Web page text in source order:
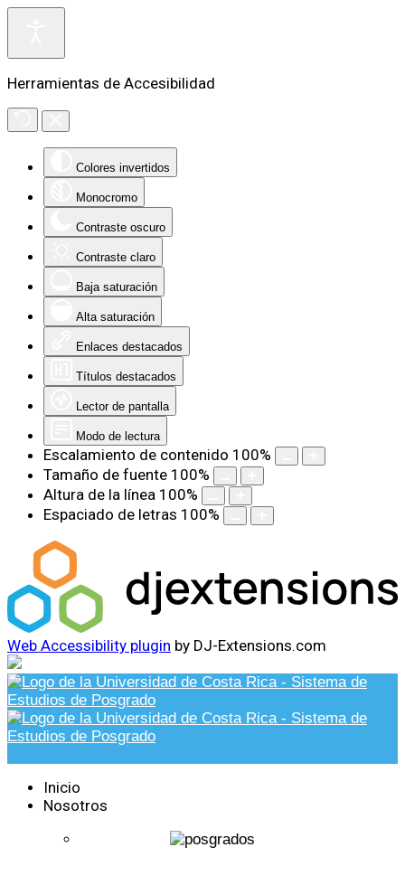
Herramientas de Accesibilidad
Colores invertidos
Monocromo
Contraste oscuro
Contraste claro
Baja saturación
Alta saturación
Enlaces destacados
Títulos destacados
Lector de pantalla
Modo de lectura
Escalamiento de contenido 100%
Tamaño de fuente 100%
Altura de la línea 100%
Espaciado de letras 100%
Web Accessibility plugin by DJ-Extensions.com
Inicio
Nosotros